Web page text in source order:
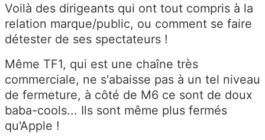
Voilà des dirigeants qui ont tout compris à la
relation marque/public, ou comment se faire
détester de ses spectateurs !
Même TF1, qui est une chaîne très
commerciale, ne s'abaisse pas à un tel niveau
de fermeture, à côté de M6 ce sont de doux
baba-cools... Ils sont même plus fermés
qu'Apple !